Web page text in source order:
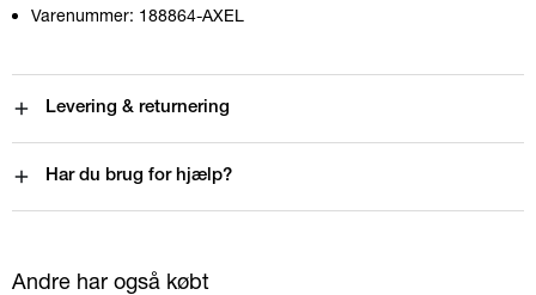
Varenummer: 188864-AXEL
Levering & returnering
Har du brug for hjælp?
Andre har også købt